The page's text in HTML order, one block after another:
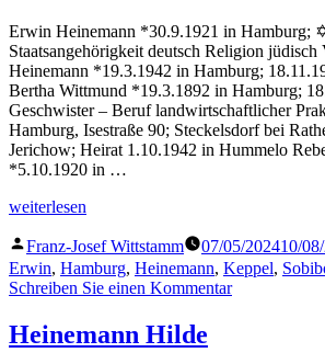
Erwin Heinemann *30.9.1921 in Hamburg;
Staatsangehörigkeit deutsch Religion jüdisch
Heinemann *19.3.1942 in Hamburg;
Bertha Wittmund *19.3.1892 in Hamburg;
Geschwister – Beruf landwirtschaftlicher
Hamburg, Isestraße 90; Steckelsdorf bei
Jerichow; Heirat 1.10.1942 in Hummelo
*5.10.1920 in …
„Heinemann
weiterlesen
Veröffentlicht
von
Franz-Josef Wittstamm 07/05/202410/
Erwin, Hamburg, Heinemann, Keppel,
Schreiben Sie einen Kommentarzu
Heinemann Hilde